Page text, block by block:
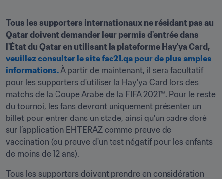
Tous les supporters internationaux ne résidant pas au
Qatar doivent demander leur permis d'entrée dans
veuillez consulter le site fac21.qa pour de plus amples
informations.À partir de maintenant, il sera facultatif
pour les supporters d'utiliser la Hay'ya Card lors des
matchs de la Coupe Arabe de la FIFA 2021™. Pour le reste
du tournoi, les fans devront uniquement présenter un
billet pour entrer dans un stade, ainsi qu'un cadre doré
sur l’application EHTERAZ comme preuve de
vaccination (ou preuve d'un test négatif pour les enfants
de moins de 12 ans).
Tous les supporters doivent prendre en considération